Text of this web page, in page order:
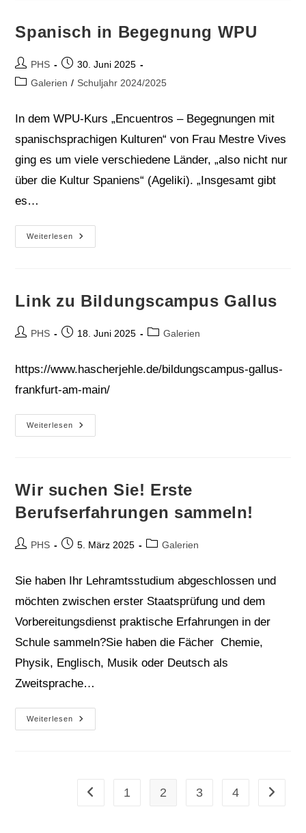
Spanisch in Begegnung WPU
Beitrags-
Autor:
PHS
Beitrag
veröffentlicht:
30. Juni 2025
Beitrags-
Galerien / Schuljahr 2024/2025
In dem WPU-Kurs „Encuentros – Begegnungen mit
spanischsprachigen Kulturen“ von Frau Mestre Vives
ging es um viele verschiedene Länder, „also nicht nur
über die Kultur Spaniens“ (Ageliki). „Insgesamt gibt
es…
Weiterlesen
Spanisch
In
Link zu Bildungscampus Gallus
Beitrags-
PHS
Beitrag18. Juni 2025
Beitrags-
Galerien
https://www.hascherjehle.de/bildungscampus-gallus-
frankfurt-am-main/
Weiterlesen
Link
Zu
Wir suchen Sie! Erste
Berufserfahrungen sammeln!
Beitrags-
PHS
Beitrag5. März 2025
Beitrags-
Galerien
Sie haben Ihr Lehramtsstudium abgeschlossen und
möchten zwischen erster Staatsprüfung und dem
Vorbereitungsdienst praktische Erfahrungen in der
Schule sammeln?Sie haben die Fächer Chemie,
Physik, Englisch, Musik oder Deutsch als
Zweitsprache…
Weiterlesen
Wir
Suchen
Zur vorherigen Seite
1 2 3 4 Zur